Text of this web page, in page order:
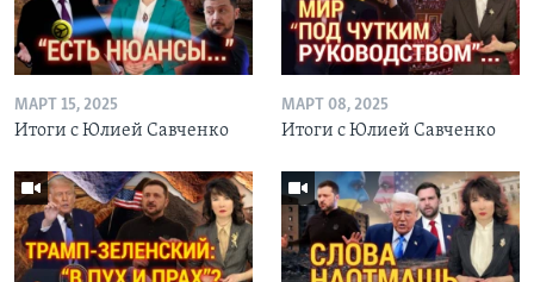
МАРТ 15, 2025
Итоги с Юлией Савченко
МАРТ 08, 2025
Итоги с Юлией Савченко